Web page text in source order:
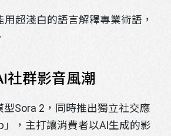
用超淺白的語言解釋專業術語，
社群影音風潮
Sora 2，同時推出獨立社交應
」，主打讓消費者以AI生成的影